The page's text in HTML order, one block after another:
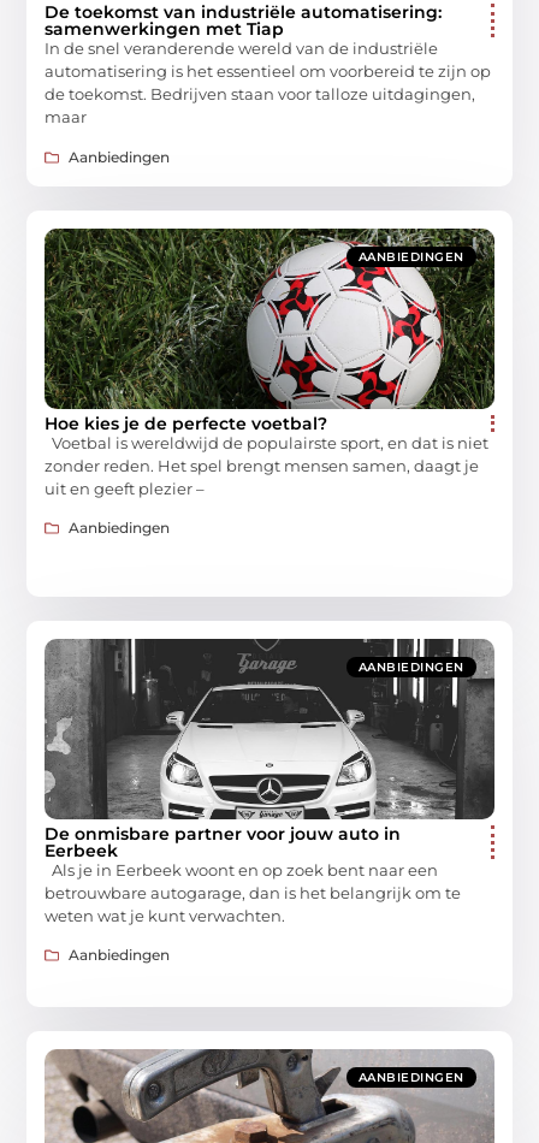
De toekomst van industriële automatisering:
samenwerkingen met Tiap
In de snel veranderende wereld van de industriële
automatisering is het essentieel om voorbereid te zijn op
de toekomst. Bedrijven staan voor talloze uitdagingen,
maar
Aanbiedingen
AANBIEDINGEN
Hoe kies je de perfecte voetbal?
Voetbal is wereldwijd de populairste sport, en dat is niet
zonder reden. Het spel brengt mensen samen, daagt je
uit en geeft plezier –
Aanbiedingen
AANBIEDINGEN
De onmisbare partner voor jouw auto in
Eerbeek
Als je in Eerbeek woont en op zoek bent naar een
betrouwbare autogarage, dan is het belangrijk om te
weten wat je kunt verwachten.
Aanbiedingen
AANBIEDINGEN